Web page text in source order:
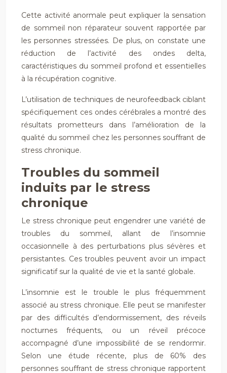
Cette activité anormale peut expliquer la sensation
de sommeil non réparateur souvent rapportée par
les personnes stressées. De plus, on constate une
réduction de l’activité des ondes delta,
caractéristiques du sommeil profond et essentielles
à la récupération cognitive.
L’utilisation de techniques de neurofeedback ciblant
spécifiquement ces ondes cérébrales a montré des
résultats prometteurs dans l’amélioration de la
qualité du sommeil chez les personnes souffrant de
stress chronique.
Troubles du sommeil
induits par le stress
chronique
Le stress chronique peut engendrer une variété de
troubles du sommeil, allant de l’insomnie
occasionnelle à des perturbations plus sévères et
persistantes. Ces troubles peuvent avoir un impact
significatif sur la qualité de vie et la santé globale.
L’insomnie est le trouble le plus fréquemment
associé au stress chronique. Elle peut se manifester
par des difficultés d’endormissement, des réveils
nocturnes fréquents, ou un réveil précoce
accompagné d’une impossibilité de se rendormir.
Selon une étude récente, plus de 60% des
personnes souffrant de stress chronique rapportent